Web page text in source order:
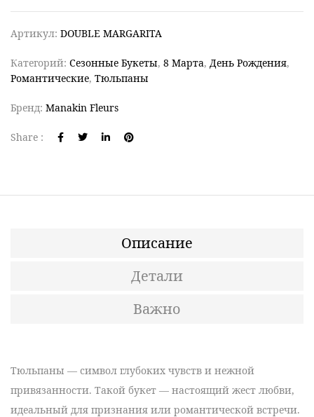
Артикул: DOUBLE MARGARITA
Категорий: Сезонные Букеты, 8 Марта, День Рождения,
Романтические, Тюльпаны
Бренд: Manakin Fleurs
Share :
Описание
Детали
Важно
Тюльпаны — символ глубоких чувств и нежной
привязанности. Такой букет — настоящий жест любви,
идеальный для признания или романтической встречи.